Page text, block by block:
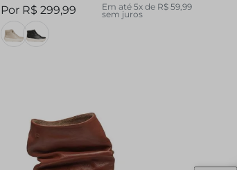
R$ 299,99 Em até 5x de R$ 59 99
sem juros